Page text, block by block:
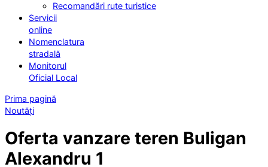
Recomandări rute turistice
Servicii
online
Nomenclatura
stradală
Monitorul
Oficial Local
Prima pagină
Noutăți
Oferta vanzare teren Buligan
Alexandru 1